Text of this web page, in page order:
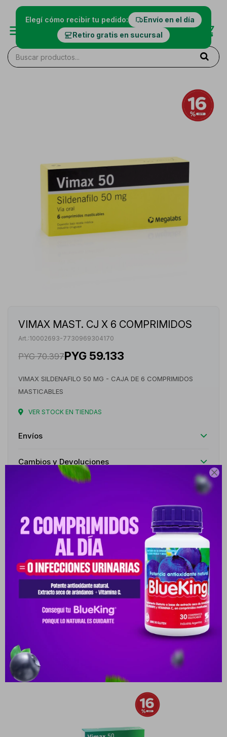

Elegí cómo recibir tu pedido:
Envío en el día
Retiro gratis en sucursal
VIMAX MAST. CJ X 6 COMPRIMIDOS
10002693-7730969304170
PYG 70.397PYG 59.133
VIMAX SILDENAFILO 50 MG - CAJA DE 6 COMPRIMIDOS
MASTICABLES
VER STOCK EN TIENDAS
Envíos
Cambios y Devoluciones
Descripción
INDICACIONES TRATAMIENTO DE HOMBRES ADULTOS CON
DISFUNCIÓN ERÉCTIL. TAMBIÉN SE USA PARA EL TRATAMIENTO DE
LA HIPERTENSIÓN PULMON
Productos que te pueden interesar